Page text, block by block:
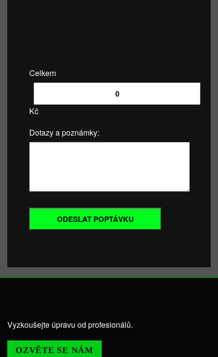
Celkem
Kč
Dotazy a poznámky:
Vyzkoušejte úpravu od profesionálů.
OZVĚTE SE NÁM